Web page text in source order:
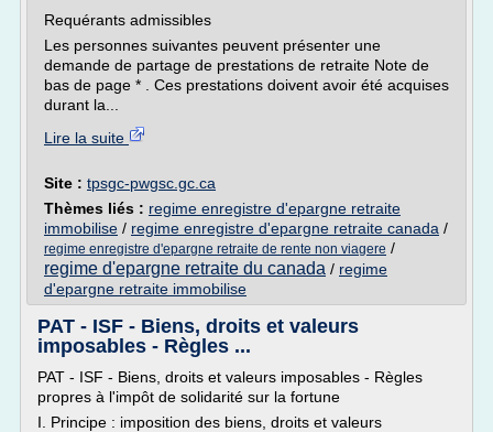
Requérants admissibles
Les personnes suivantes peuvent présenter une
demande de partage de prestations de retraite Note de
bas de page * . Ces prestations doivent avoir été acquises
durant la...
Lire la suite
Site : tpsgc-pwgsc.gc.ca
Thèmes liés : regime enregistre d'epargne retraite
immobilise / regime enregistre d'epargne retraite canada /
regime enregistre d'epargne retraite de rente non viagere /
regime d'epargne retraite du canada / regime
d'epargne retraite immobilise
PAT - ISF - Biens, droits et valeurs
imposables - Règles ...
PAT - ISF - Biens, droits et valeurs imposables - Règles
propres à l'impôt de solidarité sur la fortune
I. Principe : imposition des biens, droits et valeurs